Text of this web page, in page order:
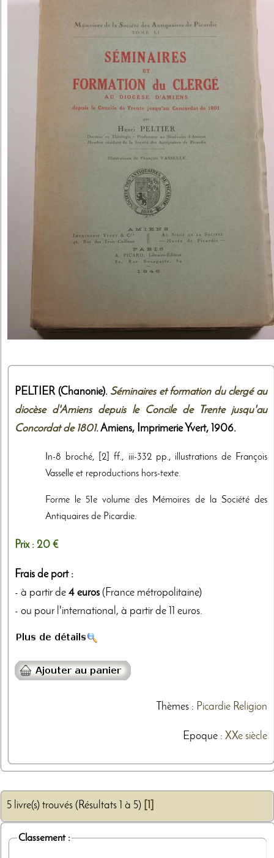
PELTIER (Chanonie). Séminaires et formation du clergé au
diocèse d'Amiens depuis le Concile de Trente jusqu'au
Concordat de 1801. Amiens, Imprimerie Yvert, 1906.
In-8 broché, [2] ff., iii-332 pp., illustrations de François
Vasselle et reproductions hors-texte.
Forme le 51e volume des Mémoires de la Société des
Antiquaires de Picardie.
Prix : 20 €
Frais de port :
- à partir de 4 euros (France métropolitaine)
- ou pour l'international, à partir de 11 euros.
Thèmes: Picardie Religion
Epoque : XXe siècle
5 livre(s) trouvés (Résultats 1 à 5)
Classement :